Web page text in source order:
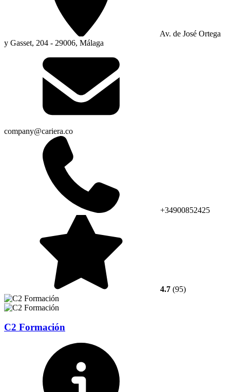
Av. de José Ortega
y Gasset, 204 - 29006, Málaga
company@cariera.co
+34900852425
4.7 (95)
C2 Formación